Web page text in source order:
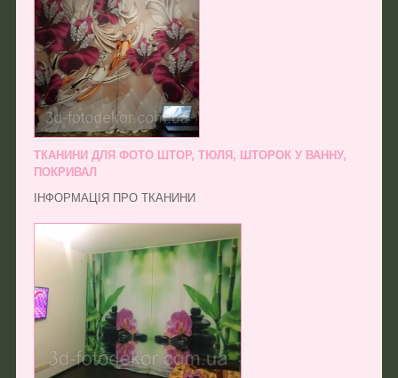
ТКАНИНИ ДЛЯ ФОТО ШТОР, ТЮЛЯ, ШТОРОК У ВАННУ,
ПОКРИВАЛ
ІНФОРМАЦІЯ ПРО ТКАНИНИ